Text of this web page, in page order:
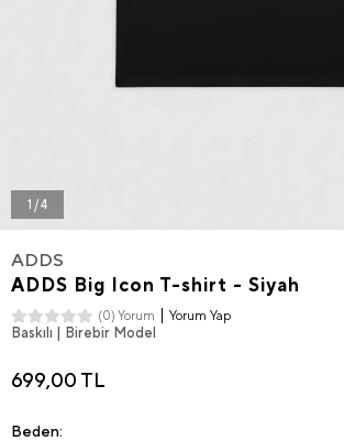
1 / 4
ADDS
ADDS Big Icon T-shirt - Siyah
(0) Yorum Yorum Yap
Baskılı | Birebir Model
699,00 TL
Beden: